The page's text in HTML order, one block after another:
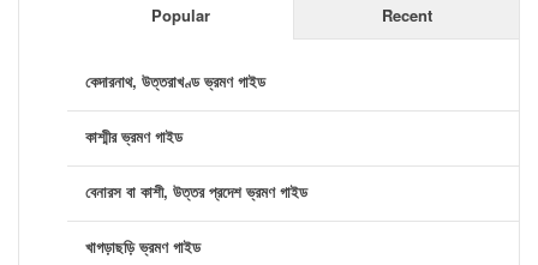
Popular Recent
কেদারনাথ, উত্তরাখণ্ড ভ্রমণ গাইড
কাশ্মীর ভ্রমণ গাইড
বেনারস বা কাশী, উত্তর প্রদেশ ভ্রমণ গাইড
খাগড়াছড়ি ভ্রমণ গাইড